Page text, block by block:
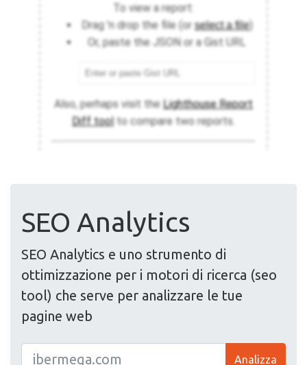
SEO Analytics
SEO Analytics e uno strumento di
ottimizzazione per i motori di ricerca (seo
tool) che serve per analizzare le tue
pagine web
Analizza